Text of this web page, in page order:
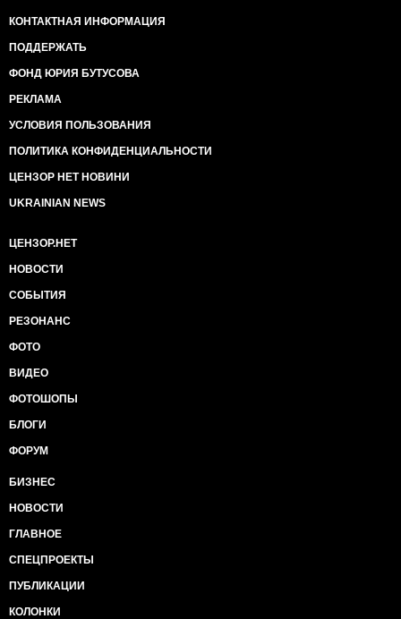
КОНТАКТНАЯ ИНФОРМАЦИЯ
ПОДДЕРЖАТЬ
ФОНД ЮРИЯ БУТУСОВА
РЕКЛАМА
УСЛОВИЯ ПОЛЬЗОВАНИЯ
ПОЛИТИКА КОНФИДЕНЦИАЛЬНОСТИ
ЦЕНЗОР НЕТ НОВИНИ
UKRAINIAN NEWS
ЦЕНЗОР.НЕТ
НОВОСТИ
СОБЫТИЯ
РЕЗОНАНС
ФОТО
ВИДЕО
ФОТОШОПЫ
БЛОГИ
ФОРУМ
БИЗНЕС
НОВОСТИ
ГЛАВНОЕ
СПЕЦПРОЕКТЫ
ПУБЛИКАЦИИ
КОЛОНКИ